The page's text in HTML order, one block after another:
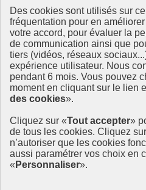
Des cookies sont utilisés sur
fréquentation pour en
votre accord, pour évaluer la
de communication ainsi que
tiers (vidéos, réseaux
expérience utilisateur. Nous
pendant 6 mois. Vous pouvez
moment en cliquant sur le lien
des cookies».
Cliquez sur «Tout accepter»
de tous les cookies. Cliquez
n’autoriser que les cookies
aussi paramétrer vos choix en
« Personnaliser».
Ressources
La Méth’ODD
Gouvernement
Ce site propose l’information de
2030 et la feuille de route de la
tous les acteurs.
info.gouv.fr- ouvre une
service-public.fr - ouvre une
legifrance.gouv.fr- ouvre une
data.gouv.fr- ouvre une
Plan du site